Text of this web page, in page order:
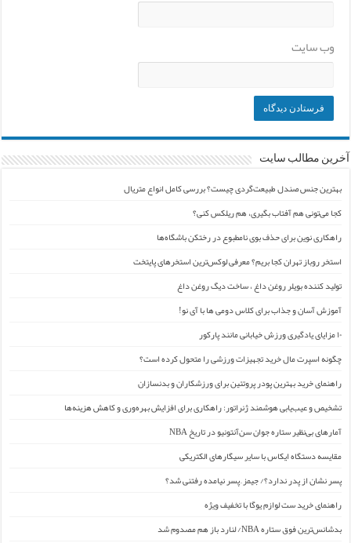
وب‌ سایت
آخرین مطالب سایت
بهترین جنس صندل طبیعت‌گردی چیست؟ بررسی کامل انواع متریال
کجا می‌تونی هم آفتاب بگیری، هم ریلکس کنی؟
راهکاری نوین برای حذف بوی نامطبوع در رختکن باشگاه‌ها
استخر روباز تهران کجا بریم؟ معرفی لوکس‌ترین استخرهای پایتخت
تولید کننده بویلر روغن داغ ، ساخت دیگ روغن داغ
آموزش آسان و جذاب برای کلاس دومی ها با آی نو!
۱۰ مزایای یادگیری ورزش خیابانی مانند پارکور
چگونه اسپرت مال خرید تجهیزات ورزشی را متحول کرده است؟
راهنمای خرید بهترین پودر پروتئین برای ورزشکاران و بدنسازان
تشخیص و عیب‌یابی هوشمند ژنراتور: راهکاری برای افزایش بهره‌وری و کاهش هزینه‌ها
آمارهای بی‌نظیر ستاره جوان سن‌آنتونیو در تاریخ NBA
مقایسه دستگاه ایکاس با سایر سیگارهای الکتریکی
پسر نشان از پدر ندارد؟/ جیمز ِ پسر نیامده رفتنی شد؟
راهنمای خرید ست لوازم یوگا با تخفیف ویژه
بدشانس‌ترین فوق ستاره NBA/ لنارد باز هم مصدوم شد